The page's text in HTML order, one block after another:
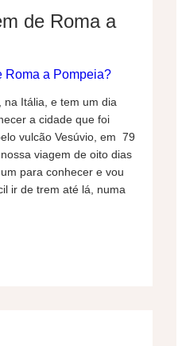
de Roma a
na Itália, e tem um dia
a cidade que foi
vulcão Vesúvio, em 79
viagem de oito dias
para conhecer e vou
ir de trem até lá, numa